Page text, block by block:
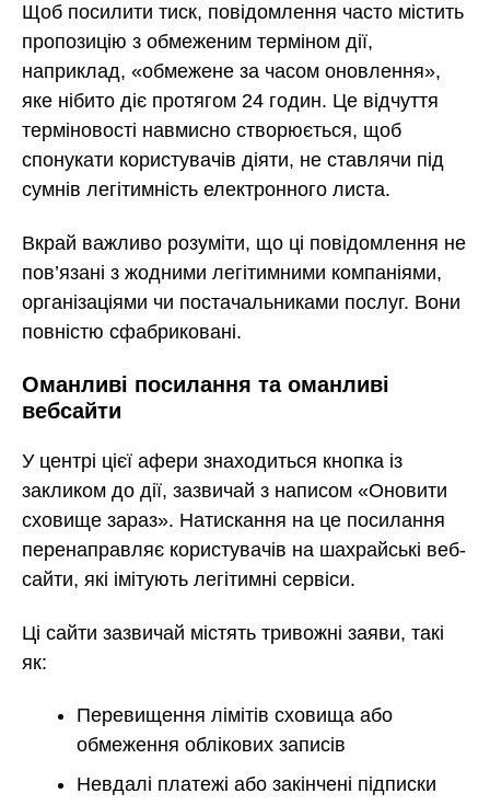
Щоб посилити тиск, повідомлення часто містить
пропозицію з обмеженим терміном дії,
наприклад, «обмежене за часом оновлення»,
яке нібито діє протягом 24 годин. Це відчуття
терміновості навмисно створюється, щоб
спонукати користувачів діяти, не ставлячи під
сумнів легітимність електронного листа.
Вкрай важливо розуміти, що ці повідомлення не
пов’язані з жодними легітимними компаніями,
організаціями чи постачальниками послуг. Вони
повністю сфабриковані.
Оманливі посилання та оманливі
вебсайти
У центрі цієї афери знаходиться кнопка із
закликом до дії, зазвичай з написом «Оновити
сховище зараз». Натискання на це посилання
перенаправляє користувачів на шахрайські веб-
сайти, які імітують легітимні сервіси.
Ці сайти зазвичай містять тривожні заяви, такі
як:
Перевищення лімітів сховища або
обмеження облікових записів
Невдалі платежі або закінчені підписки